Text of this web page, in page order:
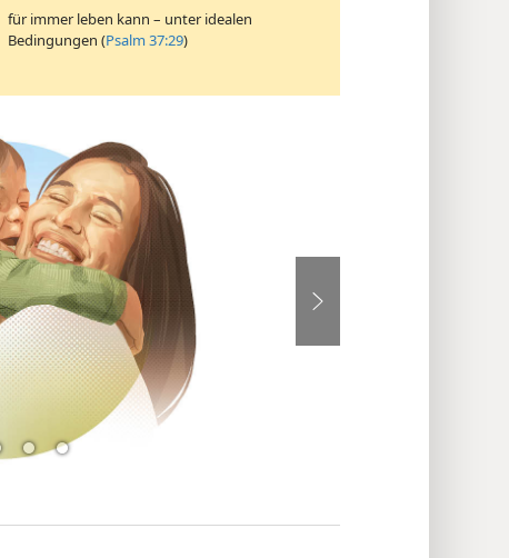
für immer leben kann – unter idealen
Bedingungen (Psalm 37:29)